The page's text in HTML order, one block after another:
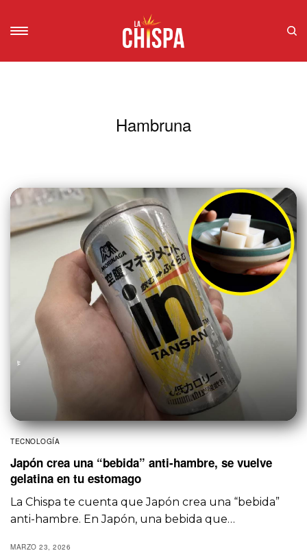
Hambruna
TECNOLOGÍA
Japón crea una “bebida” anti-hambre, se vuelve
gelatina en tu estomago
La Chispa te cuenta que Japón crea una “bebida”
anti-hambre. En Japón, una bebida que…
MARZO 23, 2026